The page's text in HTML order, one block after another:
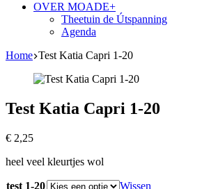
OVER MOADE+
Theetuin de Útspanning
Agenda
Home Test Katia Capri 1-20
Test Katia Capri 1-20
€ 2,25
heel veel kleurtjes wol
test 1-20
Wissen